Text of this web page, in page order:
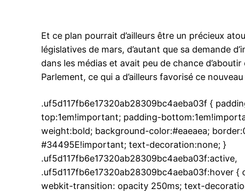
Et ce plan pourrait d’ailleurs être un précieux
législatives de mars, d’autant que sa demande
dans les médias et avait peu de chance
Parlement, ce qui a d’ailleurs favorisé ce
.uf5d117fb6e17320ab28309bc4aeba03f {
top:1em!important; padding-
weight:bold; background-color:#eaeaea;
#34495E!important; text-decoration:none; }
.uf5d117fb6e17320ab28309bc4aeba03f:active,
.uf5d117fb6e17320ab28309bc4aeba03f:hover
webkit-transition: opacity 250ms; text-